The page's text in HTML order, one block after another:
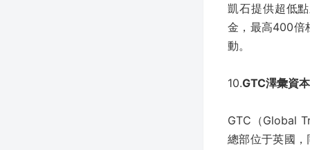
凱石提供超低
金，最高400倍
動。
10.GTC澤彙資本
GTC（Global
總部位于英國